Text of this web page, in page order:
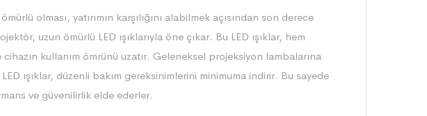
olması, yatırımın karşılığını alabilmek açısından son derece
uzun ömürlü LED ışıklarıyla öne çıkar. Bu LED ışıklar, hem
kullanım ömrünü uzatır. Geleneksel projeksiyon lambalarına
ışıklar, düzenli bakım gereksinimlerini minimuma indirir. Bu sayede
ve güvenilirlik elde ederler.